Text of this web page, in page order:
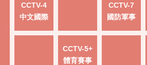
CCTV-4
中文國際
CCTV-7
國防軍事
CCTV-5+
體育賽事